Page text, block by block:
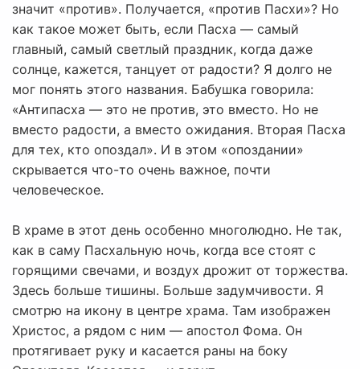
значит «против». Получается, «против Пасхи»? Но
как такое может быть, если Пасха — самый
главный, самый светлый праздник, когда даже
солнце, кажется, танцует от радости? Я долго не
мог понять этого названия. Бабушка говорила:
«Антипасха — это не против, это вместо. Но не
вместо радости, а вместо ожидания. Вторая Пасха
для тех, кто опоздал». И в этом «опоздании»
скрывается что-то очень важное, почти
человеческое.
В храме в этот день особенно многолюдно. Не так,
как в саму Пасхальную ночь, когда все стоят с
горящими свечами, и воздух дрожит от торжества.
Здесь больше тишины. Больше задумчивости. Я
смотрю на икону в центре храма. Там изображен
Христос, а рядом с ним — апостол Фома. Он
протягивает руку и касается раны на боку